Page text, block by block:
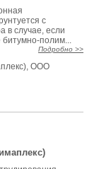
с
в случае, если
полим...
Подробно >>
ООО